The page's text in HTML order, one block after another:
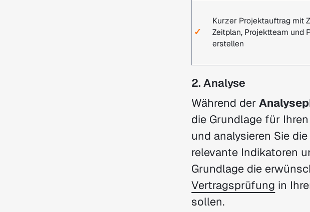
✓
Kurzer Projektauftrag mit
Zeitplan, Projektteam und
erstellen
2. Analyse
Während der
die Grundlage für
und analysieren Sie
relevante Indikatoren
Grundlage die
Vertragsprüfung in
sollen.